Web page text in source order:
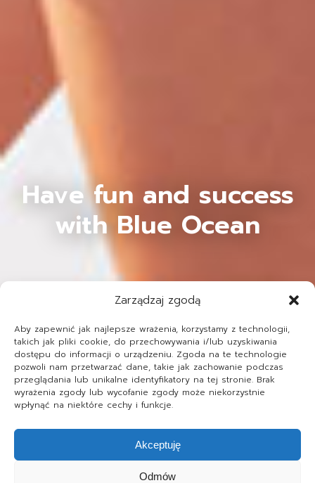
Zarządzaj zgodą
Aby zapewnić jak najlepsze wrażenia, korzystamy z technologii,
takich jak pliki cookie, do przechowywania i/lub uzyskiwania
dostępu do informacji o urządzeniu. Zgoda na te technologie
pozwoli nam przetwarzać dane, takie jak zachowanie podczas
przeglądania lub unikalne identyfikatory na tej stronie. Brak
wyrażenia zgody lub wycofanie zgody może niekorzystnie
wpłynąć na niektóre cechy i funkcje.
Akceptuję
Odmów
Have fun and success
with Blue Ocean